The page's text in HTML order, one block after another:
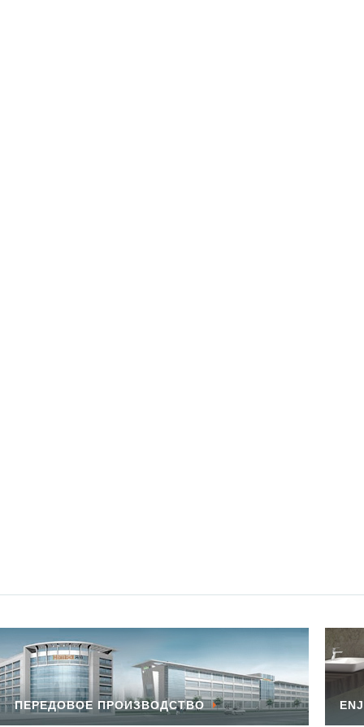
ПЕРЕДОВОЕ ПРОИЗВОДСТВО